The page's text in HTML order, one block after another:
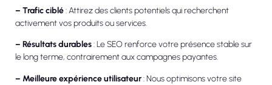
– Trafic ciblé: Attirez des clients potentiels qui recherchent
activement vos produits ou services.
– Résultats durables: Le SEO renforce votre présence stable sur
le long terme, contrairement aux campagnes payantes.
– Meilleure expérience utilisateur: Nous optimisons votre site